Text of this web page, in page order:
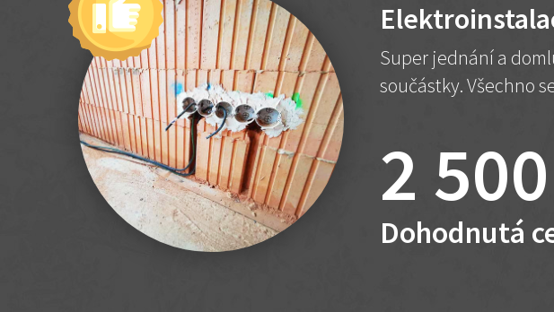
Super jednání a
součástky. Všechno
2
Dohodnutá